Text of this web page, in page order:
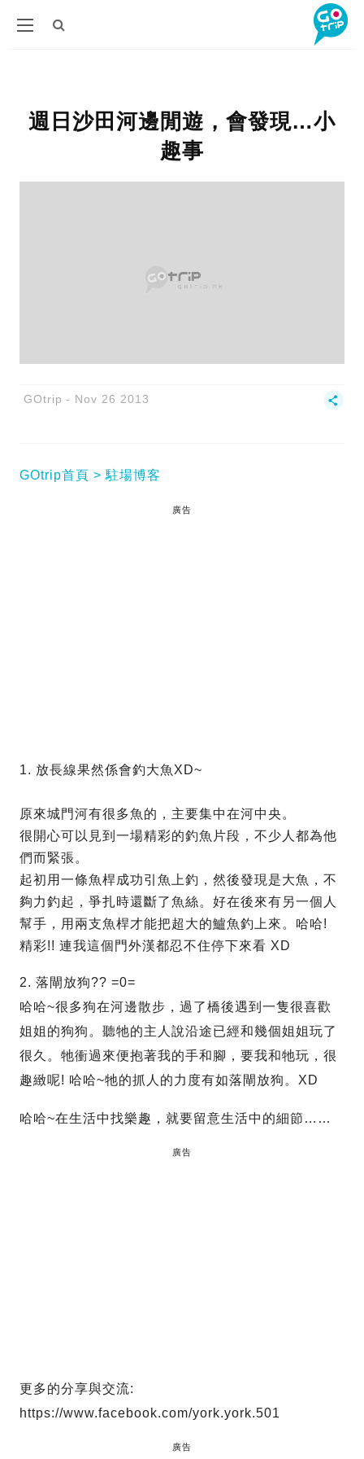
週日沙田河邊閒遊，會發現…小
趣事
GOtrip Nov 26 2013
GOtrip首頁 駐場博客
廣告
1. 放長線果然係會釣大魚XD~
原來城門河有很多魚的，主要集中在河中央。
很開心可以見到一場精彩的釣魚片段，不少人都為他
們而緊張。
起初用一條魚桿成功引魚上釣，然後發現是大魚，不
夠力釣起，爭扎時還斷了魚絲。好在後來有另一個人
幫手，用兩支魚桿才能把超大的鱸魚釣上來。哈哈!
精彩!! 連我這個門外漢都忍不住停下來看 XD
2. 落閘放狗?? =0=
哈哈~很多狗在河邊散步，過了橋後遇到一隻很喜歡
姐姐的狗狗。聽牠的主人說沿途已經和幾個姐姐玩了
很久。牠衝過來便抱著我的手和腳，要我和牠玩，很
趣緻呢! 哈哈~牠的抓人的力度有如落閘放狗。XD
哈哈~在生活中找樂趣，就要留意生活中的細節……
廣告
更多的分享與交流:
https://www.facebook.com/york.york.501
廣告